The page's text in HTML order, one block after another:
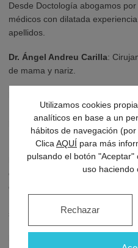
Desde Doctología abogamos
médicos con dilatada
apellidos.
Dr. Ángel Andreu Carilla:
de mama y nariz.
Psiquiatría, con 35 años de
privada. Pionero en Sexología
Especialista en psicoterapia
Dr. Salvador García Aguirre:
de la Unidad de Reproducción
de Zaragoza, desde su inicio en
su puesta en marcha en 2002.
Utilizamos cookies
analíticos en base a un
hábitos de navegación
Clica AQUÍ para más
pulsando el botón
uso haciendo
Rechazar